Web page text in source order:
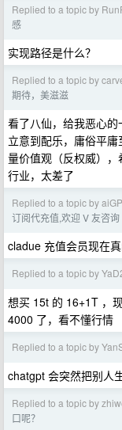
Replied to a topic by
感
实现路径是什么？
Replied to a topic by
期待，美滋滋
看了八仙，给我恶心的
立意到配乐，庸俗平
量价值观（反权威）
行业，太差了
Replied to a topic by
订阅代充值,欢迎 V 友咨询
cladue 充值会员现在
Replied to a topic by
想买 15t 的 16+1T ，
4000 了，看不懂行情
Replied to a topic by
chatgpt 会突然把别人
Replied to a topic by
口呢？